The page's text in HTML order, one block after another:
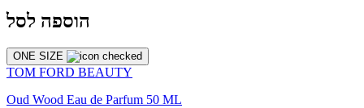
הוספה לסל
ONE SIZE
TOM FORD BEAUTY
Oud Wood Eau de Parfum 50 ML